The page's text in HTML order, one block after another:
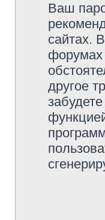
Ваш
сайтах.
форумах
другое